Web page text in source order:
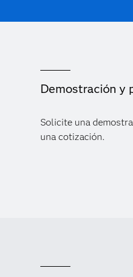
Demostración y
Solicite una
una cotización.